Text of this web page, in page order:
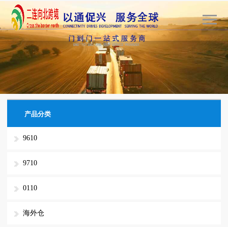
产品分类
9610
9710
0110
海外仓